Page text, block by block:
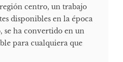
centro, un trabajo
disponibles en la época
se ha convertido en un
para cualquiera que